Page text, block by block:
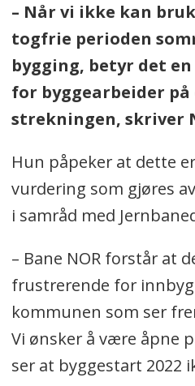
– Når vi ikke kan
togfrie perioden
bygging, betyr det
for byggearbeider på
strekningen, skriver
Hun påpeker at dette
vurdering som gjøres
i samråd med
– Bane NOR forstår at
frustrerende for
kommunen som ser
Vi ønsker å være åpne
ser at byggestart 2022